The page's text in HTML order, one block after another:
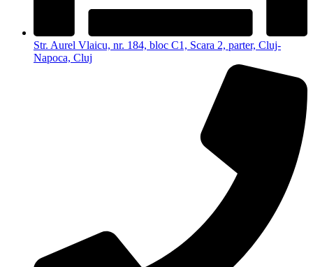
Str. Aurel Vlaicu, nr. 184, bloc C1, Scara 2, parter, Cluj-
Napoca, Cluj